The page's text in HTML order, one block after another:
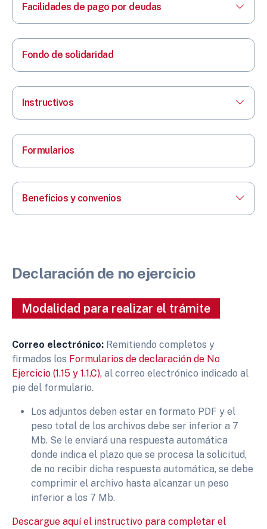
Facilidades de pago por deudas
Fondo de solidaridad
Instructivos
Formularios
Beneficios y convenios
Declaración de no ejercicio
Modalidad para realizar el trámite
Correo electrónico: Remitiendo completos y
firmados los Formularios de declaración de No
Ejercicio (1.15 y 1.1.C), al correo electrónico indicado al
pie del formulario.
Los adjuntos deben estar en formato PDF y el
peso total de los archivos debe ser inferior a 7
Mb. Se le enviará una respuesta automática
donde indica el plazo que se procesa la solicitud,
de no recibir dicha respuesta automática, se debe
comprimir el archivo hasta alcanzar un peso
inferior a los 7 Mb.
Descargue aquí el instructivo para completar el